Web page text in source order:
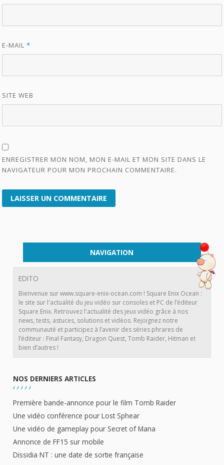
E-MAIL*
SITE WEB
ENREGISTRER MON NOM, MON E-MAIL ET MON SITE DANS LE
NAVIGATEUR POUR MON PROCHAIN COMMENTAIRE.
NAVIGATION
EDITO
Bienvenue sur www.square-enix-ocean.com ! Square Enix Ocean :
le site sur l'actualité du jeu vidéo sur consoles et PC de l’éditeur
Square Enix. Retrouvez l'actualité des jeux vidéo grâce à nos
news, tests, astuces, solutions et vidéos. Rejoignez notre
communauté et participez à l’avenir des séries phrares de
l’éditeur : Final Fantasy, Dragon Quest, Tomb Raider, Hitman et
bien d’autres !
NOS DERNIERS ARTICLES
Première bande-annonce pour le film Tomb Raider
Une vidéo conférence pour Lost Sphear
Une vidéo de gameplay pour Secret of Mana
Annonce de FF15 sur mobile
Dissidia NT : une date de sortie française